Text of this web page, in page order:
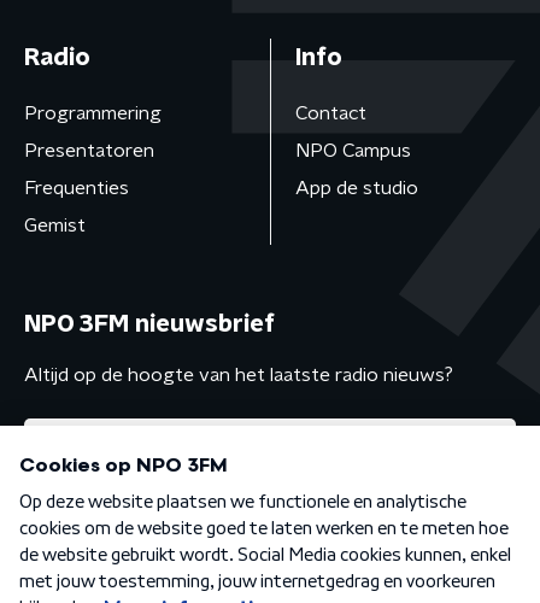
Radio
Programmering
Presentatoren
Frequenties
Gemist
Info
Contact
NPO Campus
App de studio
NPO 3FM nieuwsbrief
Altijd op de hoogte van het laatste radio nieuws?
Algemene voorwaarden Privacybeleid